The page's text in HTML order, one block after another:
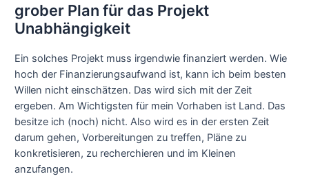
grober Plan für das Projekt
Unabhängigkeit
Ein solches Projekt muss irgendwie finanziert werden. Wie
hoch der Finanzierungsaufwand ist, kann ich beim besten
Willen nicht einschätzen. Das wird sich mit der Zeit
ergeben. Am Wichtigsten für mein Vorhaben ist Land. Das
besitze ich (noch) nicht. Also wird es in der ersten Zeit
darum gehen, Vorbereitungen zu treffen, Pläne zu
konkretisieren, zu recherchieren und im Kleinen
anzufangen.